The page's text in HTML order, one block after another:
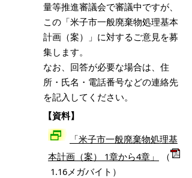
量等推進審議会で審議中ですが、
この「米子市一般廃棄物処理基本
計画（案）」に対するご意見を募
集します。
なお、回答が必要な場合は、住
所・氏名・電話番号などの連絡先
を記入してください。
【資料】
「米子市一般廃棄物処理基
本計画（案） 1章から4章」
（
1.16メガバイト）